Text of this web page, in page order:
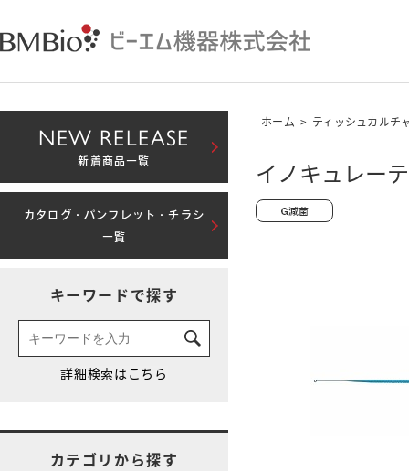
ホーム > ティッシュカルチ
イノキュレー
NEW RELEASE
新着商品一覧
カタログ・パンフレット・チラシ
一覧
キーワードで探す
カテゴリから探す